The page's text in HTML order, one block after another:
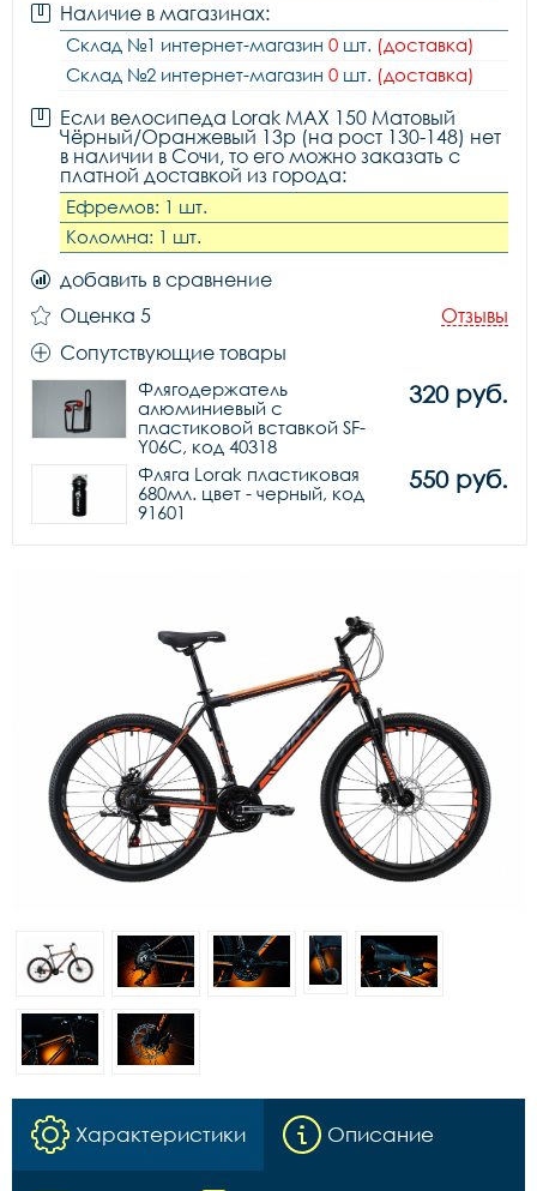
Наличие в магазинах:
Склад №1 интернет-магазин 0 шт. (доставка)
Склад №2 интернет-магазин 0 шт. (доставка)
Если велосипеда Lorak MAX 150 Матовый
Чёрный/Оранжевый 13р (на рост 130-148) нет
в наличии в Сочи, то его можно заказать с
платной доставкой из города:
Ефремов: 1 шт.
Коломна: 1 шт.
добавить в сравнение
Оценка 5
Отзывы
Сопутствующие товары
Флягодержатель
алюминиевый с
пластиковой вставкой SF-
Y06C, код 40318
320 руб.
Фляга Lorak пластиковая
680мл. цвет - черный, код
91601
550 руб.
Характеристики Описание